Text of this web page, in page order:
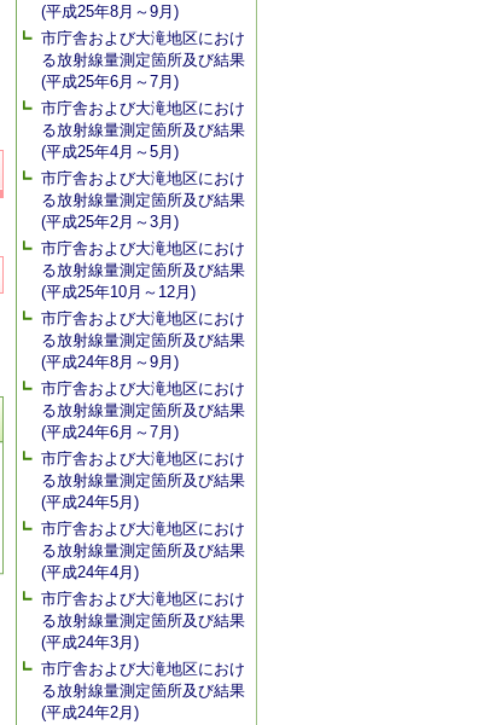
(平成25年8月～9月)
市庁舎および大滝地区におけ
る放射線量測定箇所及び結果
(平成25年6月～7月)
市庁舎および大滝地区におけ
る放射線量測定箇所及び結果
(平成25年4月～5月)
市庁舎および大滝地区におけ
る放射線量測定箇所及び結果
(平成25年2月～3月)
市庁舎および大滝地区におけ
る放射線量測定箇所及び結果
(平成25年10月～12月)
市庁舎および大滝地区におけ
る放射線量測定箇所及び結果
(平成24年8月～9月)
市庁舎および大滝地区におけ
る放射線量測定箇所及び結果
(平成24年6月～7月)
市庁舎および大滝地区におけ
る放射線量測定箇所及び結果
(平成24年5月)
市庁舎および大滝地区におけ
る放射線量測定箇所及び結果
(平成24年4月)
市庁舎および大滝地区におけ
る放射線量測定箇所及び結果
(平成24年3月)
市庁舎および大滝地区におけ
る放射線量測定箇所及び結果
(平成24年2月)